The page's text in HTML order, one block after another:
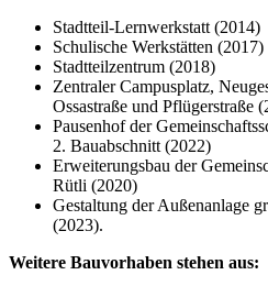
Stadtteil-Lernwerkstatt (2014)
Schulische Werkstätten (2017)
Stadtteilzentrum (2018)
Zentraler Campusplatz,
Ossastraße und Pflügerstraße
Pausenhof der
2. Bauabschnitt (2022)
Erweiterungsbau der
Rütli (2020)
Gestaltung der Außenanlage
(2023).
Weitere Bauvorhaben stehen aus: